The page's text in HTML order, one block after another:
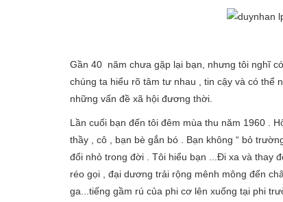
Gần 40 năm chưa gặp lại bạn, nhưng tôi nghĩ
chúng ta hiểu rõ tâm tư nhau , tin cậy và có
những vấn đề xã hội đương thời.
Lần cuối bạn đến tôi đêm mùa thu năm 1960 .
thầy , cô , bạn bè gắn bó . Bạn không “ bỏ
đổi nhỏ trong đời . Tôi hiểu bạn ...Đi xa và thay
réo gọi , đại dương trải rộng mênh mông đến
ga...tiếng gầm rú của phi cơ lên xuống tại phi